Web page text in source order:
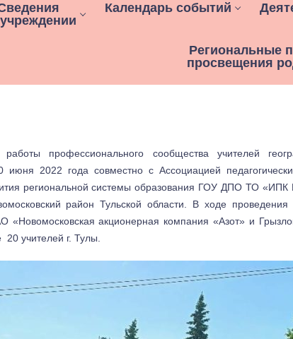
Календарь событий
Региональные
просвещения
профессионального сообщества учителей
июня 2022 года совместно с Ассоциацией
региональной системы образования ГОУ ДПО ТО
район Тульской области. В ходе проведения
«Новомосковская акционерная компания «Азот» и
20 учителей г. Тулы.